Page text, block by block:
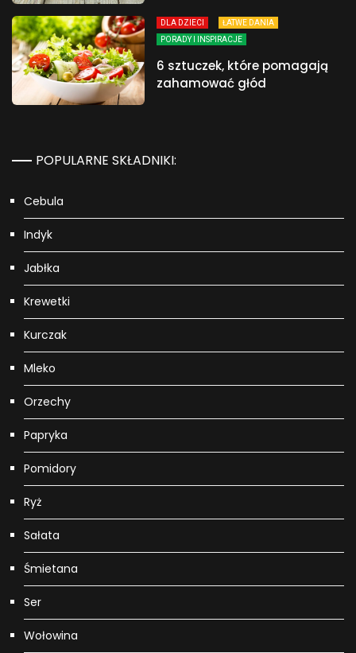
DLA DZIECI
ŁATWE DANIA
PORADY I INSPIRACJE
6 sztuczek, które pomagają
zahamować głód
POPULARNE SKŁADNIKI:
Cebula
Indyk
Jabłka
Krewetki
Kurczak
Mleko
Orzechy
Papryka
Pomidory
Ryż
Sałata
Śmietana
Ser
Wołowina